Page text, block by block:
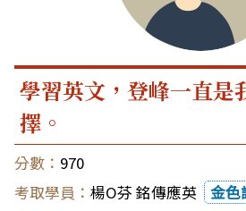
學習英文，登峰一直是
擇。
970
楊O芬 銘傳應英
金色